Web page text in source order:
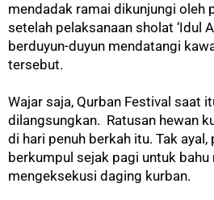
mendadak ramai dikunjungi oleh
setelah pelaksanaan sholat ‘Idul
berduyun-duyun mendatangi
tersebut.
Wajar saja, Qurban Festival saat
dilangsungkan. Ratusan hewan
di hari penuh berkah itu. Tak
berkumpul sejak pagi untuk bahu
mengeksekusi daging kurban.